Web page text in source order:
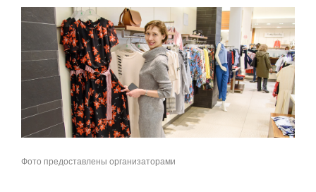
Фото предоставлены организаторами